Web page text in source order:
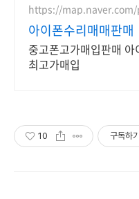
리하게!
https://
아이폰수리매매판매
중고폰고가매입판매
최고가매입
10 구독하기